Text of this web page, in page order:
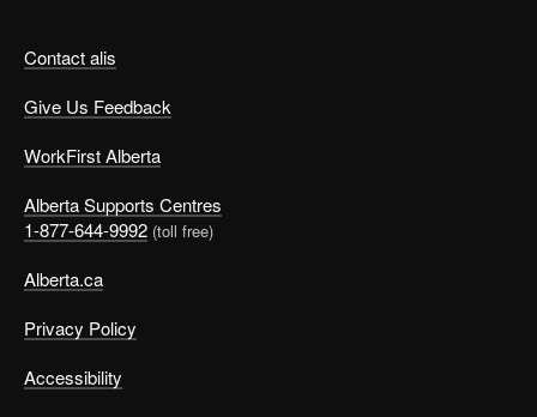
Contact alis
Give Us Feedback
WorkFirst Alberta
Alberta Supports Centres
1-877-644-9992 (toll free)
Alberta.ca
Privacy Policy
Accessibility